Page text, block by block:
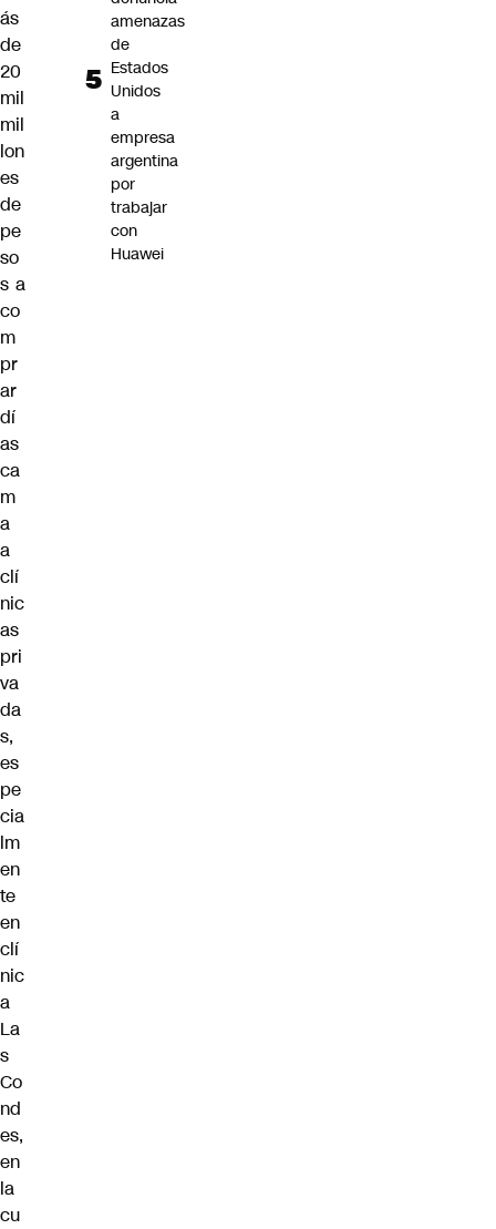
ás
de
20
mil
mil
lon
es
de
pe
so
s a
co
m
pr
ar
dí
as
ca
m
a
a
clí
nic
as
pri
va
da
s,
es
pe
cia
lm
en
te
en
clí
nic
a
La
s
Co
nd
es,
en
la
cu
amenazas
de
Estados
Unidos
a
empresa
argentina
por
trabajar
con
Huawei